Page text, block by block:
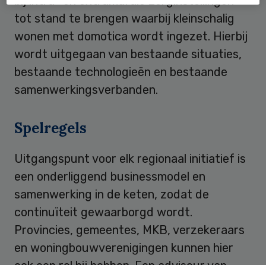
tot stand te brengen waarbij kleinschalig
wonen met domotica wordt ingezet. Hierbij
wordt uitgegaan van bestaande situaties,
bestaande technologieën en bestaande
samenwerkingsverbanden.
Spelregels
Uitgangspunt voor elk regionaal initiatief is
een onderliggend businessmodel en
samenwerking in de keten, zodat de
continuïteit gewaarborgd wordt.
Provincies, gemeentes, MKB, verzekeraars
en woningbouwverenigingen kunnen hier